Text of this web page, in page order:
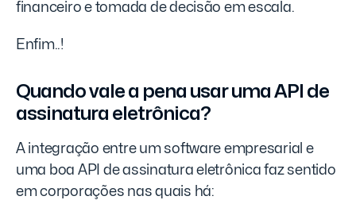
financeiro e tomada de decisão em escala.
Enfim..!
Quando vale a pena usar uma API de
assinatura eletrônica?
A integração entre um software empresarial e
uma boa API de assinatura eletrônica faz sentido
em corporações nas quais há: